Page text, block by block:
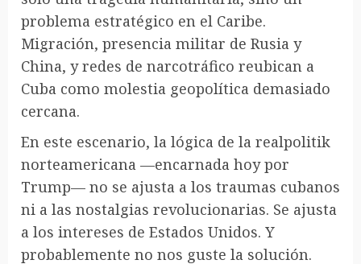
problema estratégico en el Caribe.
Migración, presencia militar de Rusia y
China, y redes de narcotráfico reubican a
Cuba como molestia geopolítica demasiado
cercana.
En este escenario, la lógica de la realpolitik
norteamericana —encarnada hoy por
Trump— no se ajusta a los traumas cubanos
ni a las nostalgias revolucionarias. Se ajusta
a los intereses de Estados Unidos. Y
probablemente no nos guste la solución.